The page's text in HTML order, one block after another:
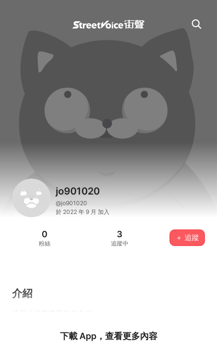
jo901020
@jo901020
於 2022 年 9 月 加入
0
粉絲
3
追蹤中
＋ 追蹤
介紹
下載 App，查看更多內容